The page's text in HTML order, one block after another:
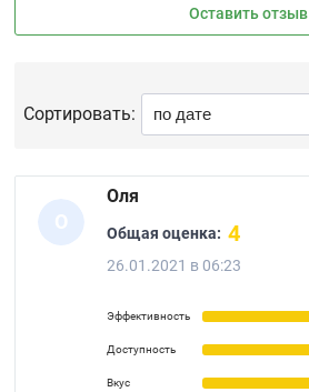
Оставить отзыв
Сортировать:
О
Оля
Общая оценка: 4
26.01.2021 в 06:23
Эффективность
Доступность
Вкус